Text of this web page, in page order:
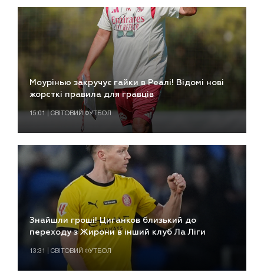
Моурінью закручує гайки в Реалі! Відомі нові
жорсткі правила для гравців
15:01 | СВІТОВИЙ ФУТБОЛ
Знайшли гроші! Циганков близький до
переходу з Жирони в інший клуб Ла Ліги
13:31 | СВІТОВИЙ ФУТБОЛ